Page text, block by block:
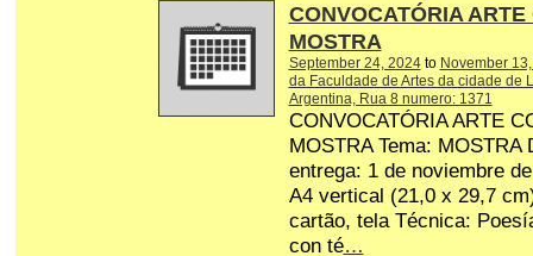
CONVOCATÓRIA ARTE
MOSTRA
September 24, 2024to November
da Faculdade de Artes da cidade de
Argentina, Rua 8 numero: 1371
CONVOCATÓRIA ARTE
MOSTRA Tema: MOSTRA
entrega: 1 de noviembre
A4 vertical (21,0 x 29,7
cartão, tela Técnica:
con té…